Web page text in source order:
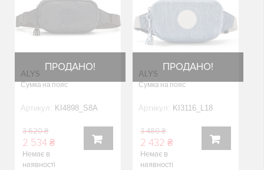
ПРОДАНО!
ALYS
Сумка на пояс
Артикул: KI4898_S8A
3 620 ₴
2 534 ₴
Немає в
наявності
ПРОДАНО!
ALYS
Сумка на пояс
Артикул: KI3116_L18
3 480 ₴
2 432 ₴
Немає в
наявності